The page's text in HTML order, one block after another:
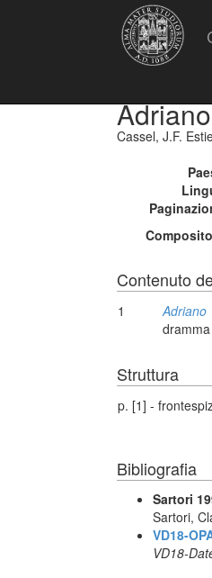
Adriano
Cassel, J.F.
Contenuto
1
Adriano
Struttura
p. [1] -
Bibliografia
Sartori
Sartori,
VD18-
VD18-